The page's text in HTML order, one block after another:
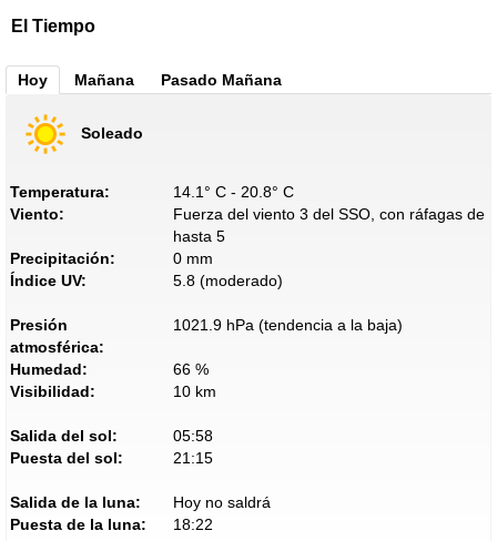
El Tiempo
Hoy Mañana Pasado Mañana
Soleado
Temperatura:
14.1° C - 20.8° C
Viento:
Fuerza del viento 3 del SSO, con ráfagas de
hasta 5
Precipitación:
0 mm
Índice UV:
5.8 (moderado)
Presión
atmosférica:
1021.9 hPa (tendencia a la baja)
Humedad:
66 %
Visibilidad:
10 km
Salida del sol:
05:58
Puesta del sol:
21:15
Salida de la luna:
Hoy no saldrá
Puesta de la luna:
18:22